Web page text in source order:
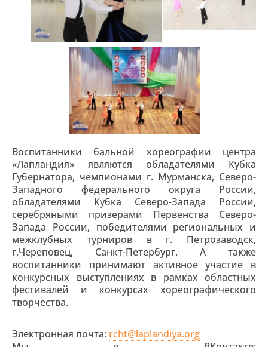
Воспитанники бальной хореографии центра
«Лапландия» являются обладателями Кубка
Губернатора, чемпионами г. Мурманска, Северо-
Западного федерального округа России,
обладателями Кубка Северо-Запада России,
серебряными призерами Первенства Северо-
Запада России, победителями региональных и
межклубных турниров в г. Петрозаводск,
г.Череповец, Санкт-Петербург. А также
воспитанники принимают активное участие в
конкурсных выступлениях в рамках областных
фестивалей и конкурсах хореографического
творчества.
Электронная почта: rcht@laplandiya.org